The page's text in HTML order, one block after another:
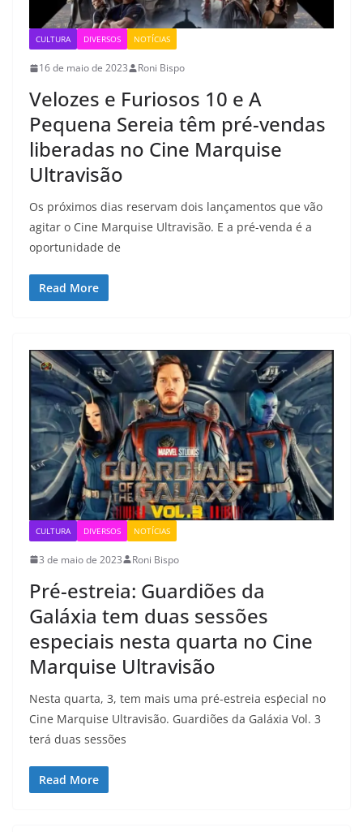
CULTURA DIVERSOS NOTÍCIAS
16 de maio de 2023 Roni Bispo
Velozes e Furiosos 10 e A
Pequena Sereia têm pré-vendas
liberadas no Cine Marquise
Ultravisão
Os próximos dias reservam dois lançamentos que vão
agitar o Cine Marquise Ultravisão. E a pré-venda é a
oportunidade de
Read More
CULTURA DIVERSOS NOTÍCIAS
3 de maio de 2023 Roni Bispo
Pré-estreia: Guardiões da
Galáxia tem duas sessões
especiais nesta quarta no Cine
Marquise Ultravisão
Nesta quarta, 3, tem mais uma pré-estreia esṕecial no
Cine Marquise Ultravisão. Guardiões da Galáxia Vol. 3
terá duas sessões
Read More